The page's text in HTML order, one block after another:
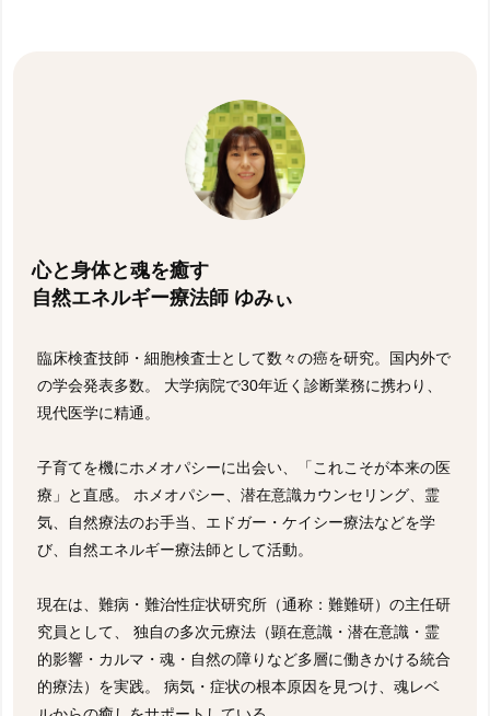
心と身体と魂を癒す
自然エネルギー療法師 ゆみぃ
臨床検査技師・細胞検査士として数々の癌を研究。国内外で
の学会発表多数。 大学病院で30年近く診断業務に携わり、
現代医学に精通。
子育てを機にホメオパシーに出会い、「これこそが本来の医
療」と直感。 ホメオパシー、潜在意識カウンセリング、霊
気、自然療法のお手当、エドガー・ケイシー療法などを学
び、自然エネルギー療法師として活動。
現在は、難病・難治性症状研究所（通称：難難研）の主任研
究員として、 独自の多次元療法（顕在意識・潜在意識・霊
的影響・カルマ・魂・自然の障りなど多層に働きかける統合
的療法）を実践。 病気・症状の根本原因を見つけ、魂レベ